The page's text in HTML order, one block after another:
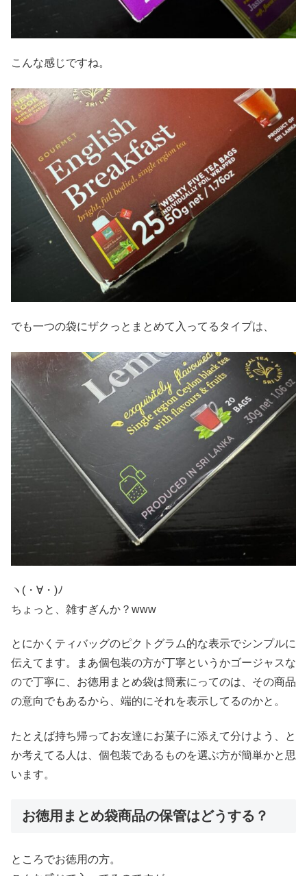
こんな感じですね。
でも一つの袋にザクっとまとめて入ってるタイプは、
ヽ(・∀・)ﾉ
ちょっと、雑すぎんか？www
とにかくティバッグのピクトグラム的な表示でシンプルに
伝えてます。まあ個包装の方が丁寧というかゴージャスな
ので丁寧に、お徳用まとめ袋は簡素にってのは、その商品
の意向でもあるから、端的にそれを表示してるのかと。
たとえば持ち帰ってお友達にお菓子に添えて分けよう、と
か考えてる人は、個包装であるものを選ぶ方が簡単かと思
います。
お徳用まとめ袋商品の保管はどうする？
ところでお徳用の方。